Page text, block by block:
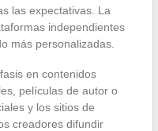
las expectativas. La
independientes
más personalizadas.
en contenidos
películas de autor o
y los sitios de
creadores difundir